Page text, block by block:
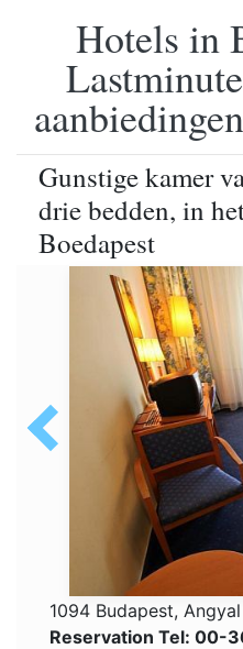
Hotels in
Gunstige kamer
drie bedden, in
Boedapest
1094 Budapest,
Reservation Tel: 00-